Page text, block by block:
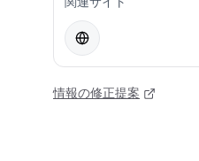
情報の修正提案